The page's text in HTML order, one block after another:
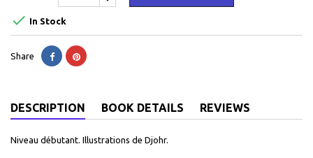
 In Stock
Share
DESCRIPTION BOOK DETAILS REVIEWS
Niveau débutant. Illustrations de Djohr.